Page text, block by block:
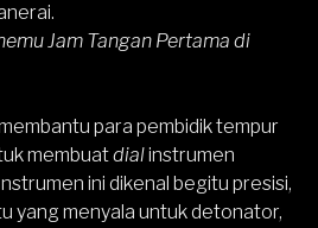
Jam Tangan Pertama di
para pembidik tempur
membuatdialinstrumen
ini dikenal begitu presisi,
yang menyala untuk detonator,